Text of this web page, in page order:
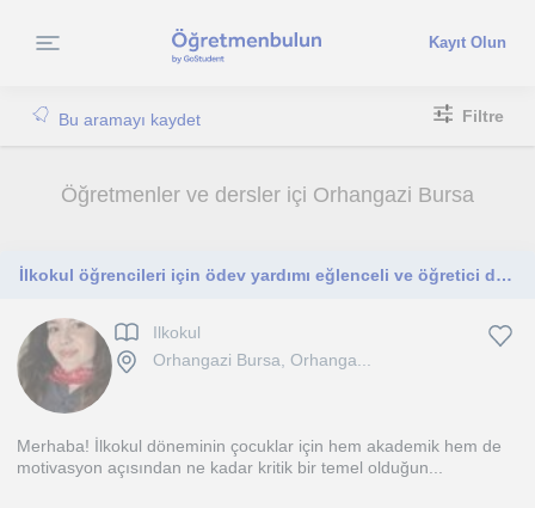
Kayıt Olun
Bu aramayı kaydet Filtre
Öğretmenler ve dersler içi Orhangazi Bursa
İlkokul öğrencileri için ödev yardımı eğlenceli ve öğretici ders desteği
Ilkokul
Orhangazi Bursa, Orhanga...
Merhaba! İlkokul döneminin çocuklar için hem akademik hem de
motivasyon açısından ne kadar kritik bir temel olduğun...